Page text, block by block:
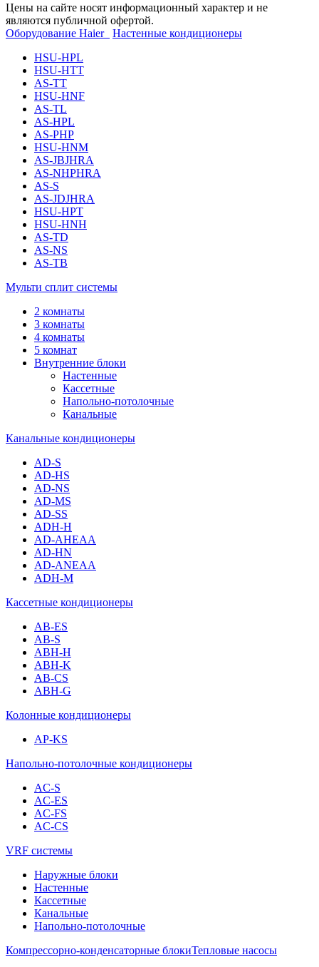
Цены на сайте носят информационный характер и не
являются публичной офертой.
Оборудование Haier
Настенные кондиционеры
HSU-HPL
HSU-HTT
AS-TT
HSU-HNF
AS-TL
AS-HPL
AS-PHP
HSU-HNM
AS-JBJHRA
AS-NHPHRA
AS-S
AS-JDJHRA
HSU-HPT
HSU-HNH
AS-TD
AS-NS
AS-TB
Мульти сплит системы
2 комнаты
3 комнаты
4 комнаты
5 комнат
Внутренние блоки
Настенные
Кассетные
Напольно-потолочные
Канальные
Канальные кондиционеры
AD-S
AD-HS
AD-NS
AD-MS
AD-SS
ADH-H
AD-AHEAA
AD-HN
AD-ANEAA
ADH-M
Кассетные кондиционеры
AB-ES
AB-S
ABH-H
ABH-K
AB-CS
ABH-G
Колонные кондиционеры
AP-KS
Напольно-потолочные кондиционеры
AC-S
AC-ES
AC-FS
AC-CS
VRF системы
Наружные блоки
Настенные
Кассетные
Канальные
Напольно-потолочные
Компрессорно-конденсаторные блокиТепловые насосы